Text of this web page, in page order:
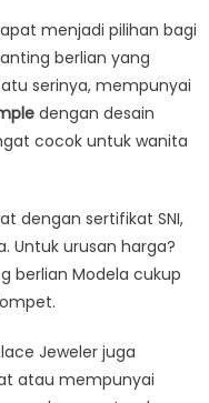
menjadi pilihan bagi
berlian yang
serinya, mempunyai
dengan desain
cocok untuk wanita
dengan sertifikat SNI,
Untuk urusan harga?
berlian Modela cukup
Jeweler juga
atau mempunyai